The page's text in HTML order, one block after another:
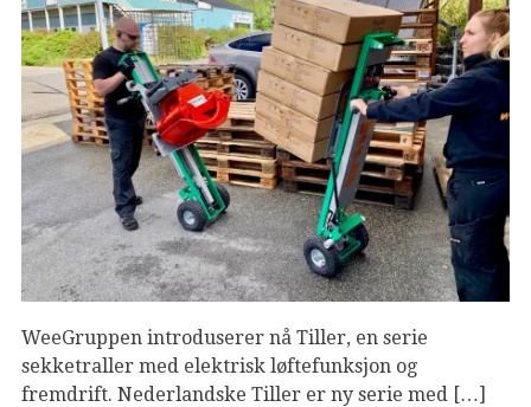
WeeGruppen introduserer nå Tiller, en serie
sekketraller med elektrisk løftefunksjon og
fremdrift. Nederlandske Tiller er ny serie med […]